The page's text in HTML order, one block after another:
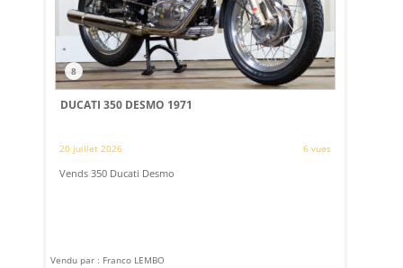
8
DUCATI 350 DESMO 1971
20 juillet 2026 6 vues
Vends 350 Ducati Desmo
Vendu par : Franco LEMBO